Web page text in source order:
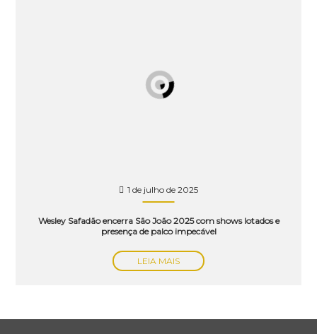
1 de julho de 2025
Wesley Safadão encerra São João 2025 com shows lotados e
presença de palco impecável
LEIA MAIS